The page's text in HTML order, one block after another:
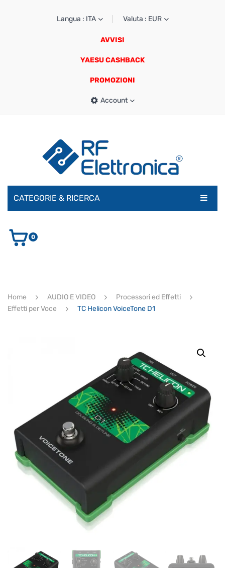
Langua : ITA Valuta : EUR
AVVISI
YAESU CASHBACK
PROMOZIONI
Account
CATEGORIE & RICERCA
AUDIO E VIDEO
ULTIMI ARRIVI
0
Home AUDIO E VIDEO
Processori ed Effetti
Effetti per Voce
TC Helicon VoiceTone D1
Supporto clienti RF Assist
Ciao, Come posso aiutarti?
Puoi chiedermi informazioni generali o specifiche su certi
assicurati di indicarne il nome completo